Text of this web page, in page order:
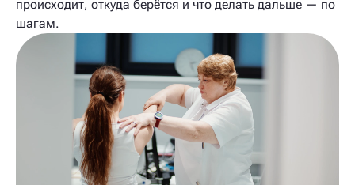
происходит, откуда берётся и что делать дальше — по
шагам.